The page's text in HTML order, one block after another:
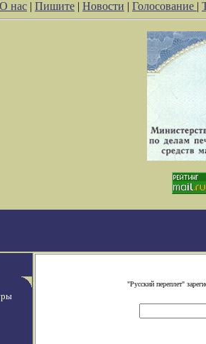
О нас | Пишите | Новости | Голосование |
"Русский переплет"